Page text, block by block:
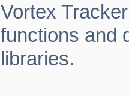
Vortex
functions and
libraries.